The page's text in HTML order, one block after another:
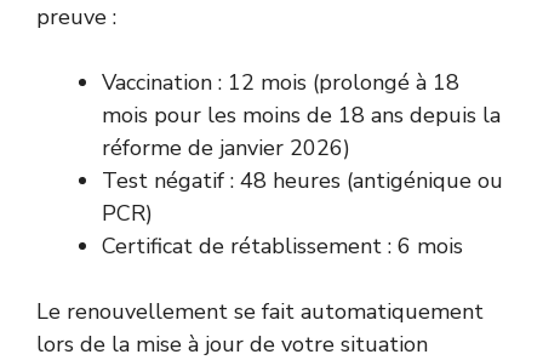
preuve :
Vaccination : 12 mois (prolongé à 18
mois pour les moins de 18 ans depuis la
réforme de janvier 2026)
Test négatif : 48 heures (antigénique ou
PCR)
Certificat de rétablissement : 6 mois
Le renouvellement se fait automatiquement
lors de la mise à jour de votre situation